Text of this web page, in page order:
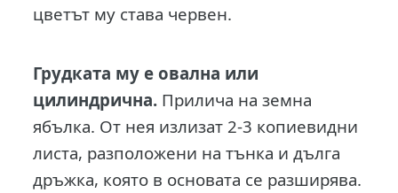
цветът му става червен.
Грудката му е овална или
цилиндрична. Прилича на земна
ябълка. От нея излизат 2-3 копиевидни
листа, разположени на тънка и дълга
дръжка, която в основата се разширява.